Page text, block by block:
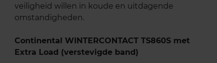
veiligheid willen in koude en uitdagende
omstandigheden.
Continental WINTERCONTACT TS860S met
Extra Load (verstevigde band)